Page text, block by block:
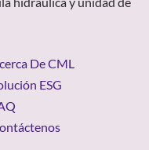
De CML
ESG